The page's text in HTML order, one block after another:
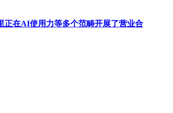
正在AI使用力等多个范畴开展了营业合